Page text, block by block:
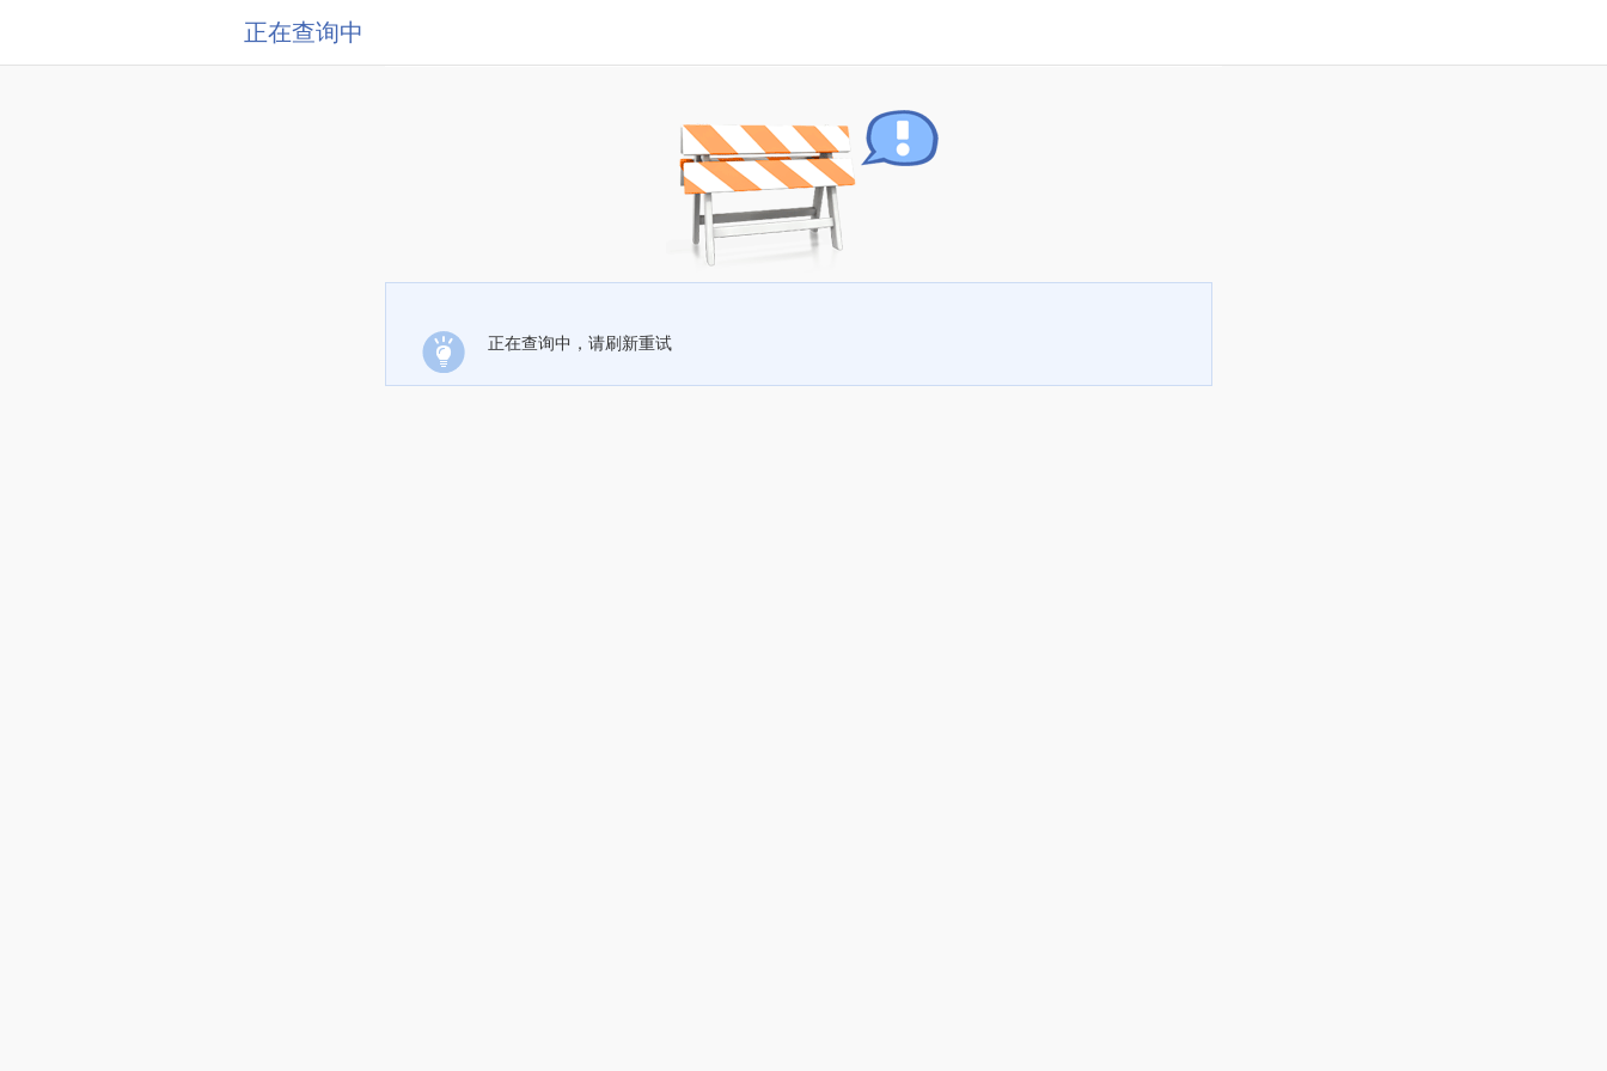
正在查询中
正在查询中，请刷新重试